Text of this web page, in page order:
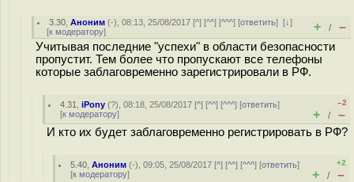
3.30 ,Аноним (-), 08:13, 25/08/2017 [^] [^^] [^^^] [ответить][↓]
[к модератору] + / –
Учитывая последние "успехи" в области безопасности
пропустит. Тем более что пропускают все телефоны
которые заблаговременно зарегистрировали в РФ.
4.31 ,iPony (?), 08:18, 25/08/2017 [^] [^^] [^^^] [ответить]
[к модератору]
–2
+ / –
И кто их будет заблаговременно регистрировать в РФ?
5.40 ,Аноним (-), 09:05, 25/08/2017 [^] [^^] [^^^] [ответить]
[к модератору]
+2
+ / –